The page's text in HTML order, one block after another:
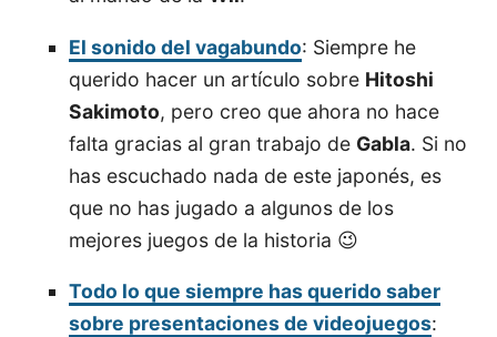
El sonido del vagabundo: Siempre he
querido hacer un artículo sobre Hitoshi
Sakimoto, pero creo que ahora no hace
falta gracias al gran trabajo de Gabla. Si no
has escuchado nada de este japonés, es
que no has jugado a algunos de los
mejores juegos de la historia 😉
Todo lo que siempre has querido saber
sobre presentaciones de videojuegos: